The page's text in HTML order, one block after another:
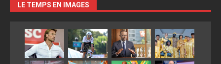
LE TEMPS EN IMAGES